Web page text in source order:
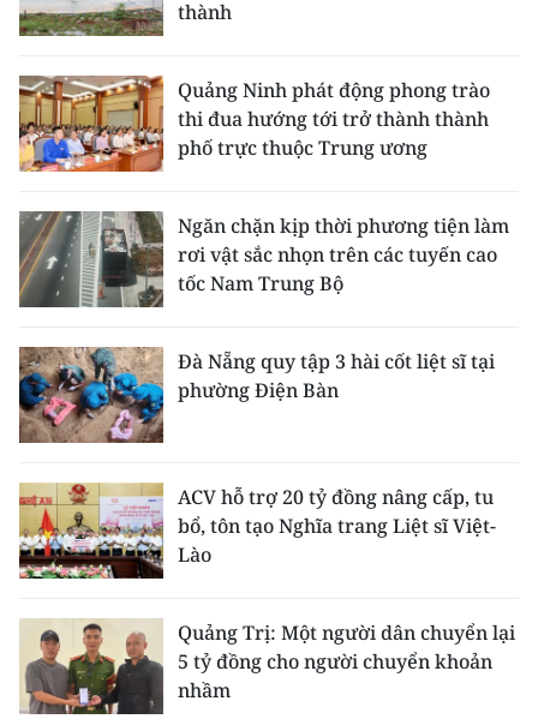
thành
Quảng Ninh phát động phong trào
thi đua hướng tới trở thành thành
phố trực thuộc Trung ương
Ngăn chặn kịp thời phương tiện làm
rơi vật sắc nhọn trên các tuyến cao
tốc Nam Trung Bộ
Đà Nẵng quy tập 3 hài cốt liệt sĩ tại
phường Điện Bàn
ACV hỗ trợ 20 tỷ đồng nâng cấp, tu
bổ, tôn tạo Nghĩa trang Liệt sĩ Việt-
Lào
Quảng Trị: Một người dân chuyển lại
5 tỷ đồng cho người chuyển khoản
nhầm